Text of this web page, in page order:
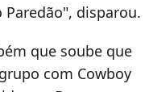
disparou.
que soube que
com Cowboy